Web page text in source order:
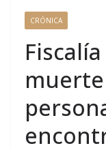
CRÓNICA